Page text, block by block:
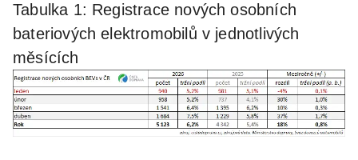
Tabulka 1: Registrace nových osobních
bateriových elektromobilů v jednotlivých
měsících